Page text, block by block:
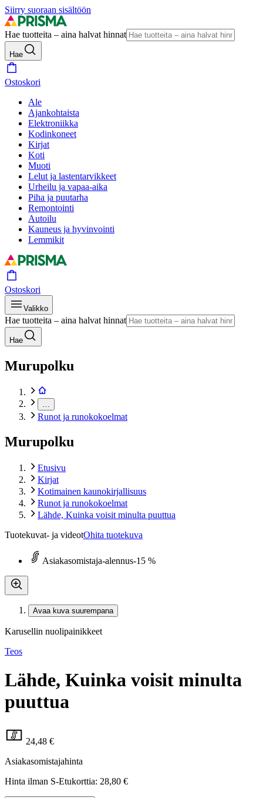
Siirry suoraan sisältöön
Hae tuotteita – aina halvat hinnat
Hae
Ostoskori
Ale
Ajankohtaista
Elektroniikka
Kodinkoneet
Kirjat
Koti
Muoti
Lelut ja lastentarvikkeet
Urheilu ja vapaa-aika
Piha ja puutarha
Remontointi
Autoilu
Kauneus ja hyvinvointi
Lemmikit
Ostoskori
Valikko
Hae tuotteita – aina halvat hinnat
Hae
Murupolku
Runot ja runokokoelmat
Murupolku
Etusivu
Kirjat
Kotimainen kaunokirjallisuus
Runot ja runokokoelmat
Lähde, Kuinka voisit minulta puuttua
Tuotekuvat- ja videotOhita tuotekuva
Asiakasomistaja-alennus-15 %
Avaa kuva suurempana
Karusellin nuolipainikkeet
Teos
Lähde, Kuinka voisit minulta
puuttua
24,48 €
Asiakasomistajahinta
Hinta ilman S-Etukorttia: 28,80 €